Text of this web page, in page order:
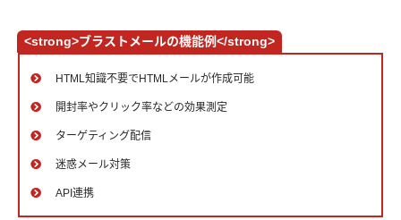
<strong>ブラストメールの機能例</strong>
HTML知識不要でHTMLメールが作成可能
開封率やクリック率などの効果測定
ターゲティング配信
迷惑メール対策
API連携